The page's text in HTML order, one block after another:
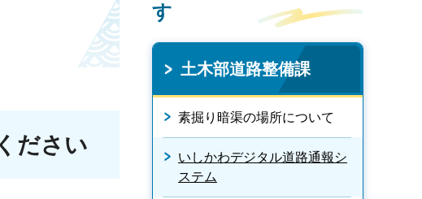
ださい
す
土木部道路整備課
素掘り暗渠の場所について
いしかわデジタル道路通報シ
ステム